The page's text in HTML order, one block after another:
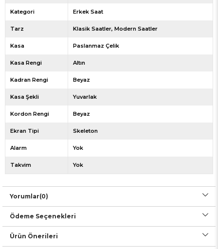
Kategori Erkek Saat
Tarz Klasik Saatler Modern Saatler
Kasa Paslanmaz Çelik
Kasa Rengi Altın
Kadran Rengi Beyaz
Kasa Şekli Yuvarlak
Kordon Rengi Beyaz
Ekran Tipi Skeleton
Alarm Yok
Takvim Yok
Yorumlar(0)
Ödeme Seçenekleri
Ürün Önerileri